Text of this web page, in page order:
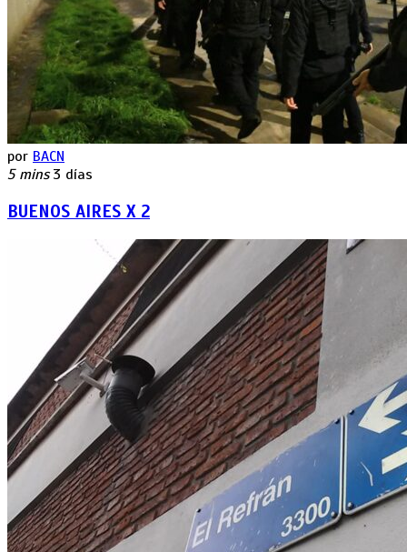
por BACN
5 mins 3 días
BUENOS AIRES X 2